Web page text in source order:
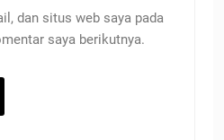
dan situs web saya pada
saya berikutnya.